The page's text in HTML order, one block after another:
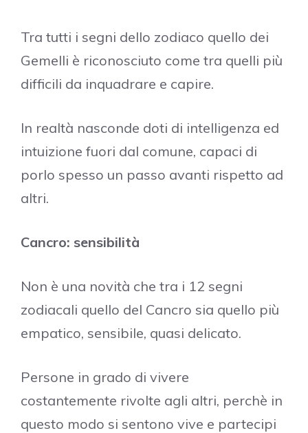
Tra tutti i segni dello zodiaco quello dei
Gemelli è riconosciuto come tra quelli più
difficili da inquadrare e capire.
In realtà nasconde doti di intelligenza ed
intuizione fuori dal comune, capaci di
porlo spesso un passo avanti rispetto ad
altri.
Cancro: sensibilità
Non è una novità che tra i 12 segni
zodiacali quello del Cancro sia quello più
empatico, sensibile, quasi delicato.
Persone in grado di vivere
costantemente rivolte agli altri, perchè in
questo modo si sentono vive e partecipi